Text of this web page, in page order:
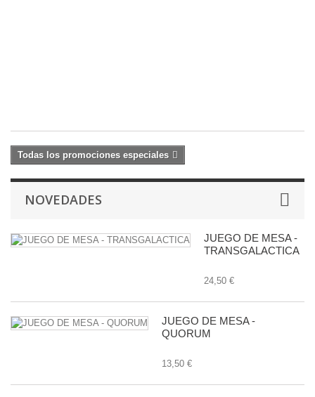
Todas los promociones especiales
NOVEDADES
JUEGO DE MESA -
TRANSGALACTICA
24,50 €
JUEGO DE MESA -
QUORUM
13,50 €